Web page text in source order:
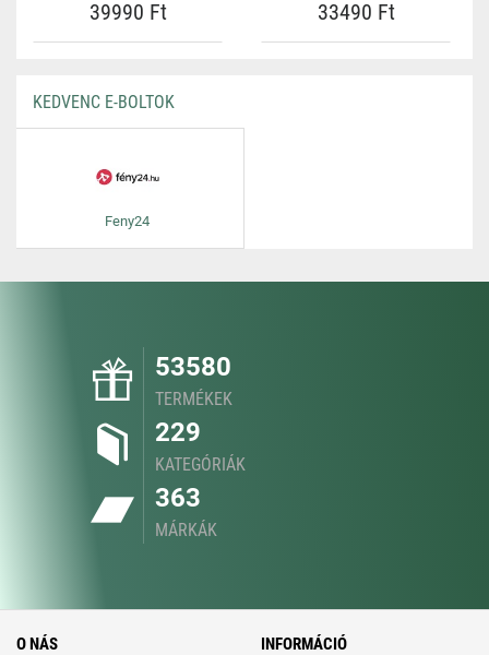
39990 Ft 33490 Ft
KEDVENC E-BOLTOK
Feny24
53580
TERMÉKEK
229
KATEGÓRIÁK
363
MÁRKÁK
O NÁS INFORMÁCIÓ